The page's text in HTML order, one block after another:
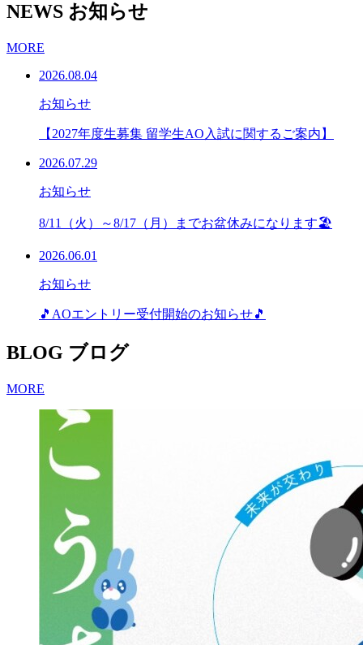
NEWS お知らせ
MORE
2026.08.04
お知らせ
【2027年度生募集 留学生AO入試に関するご案内】
2026.07.29
お知らせ
8/11（火）～8/17（月）までお盆休みになります🏖
2026.06.01
お知らせ
🎵AOエントリー受付開始のお知らせ🎵
BLOG ブログ
MORE